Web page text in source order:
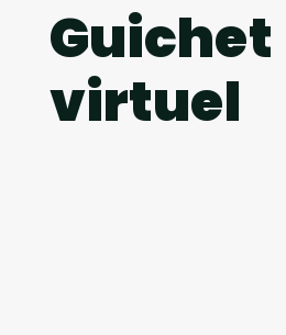
Guichet
virtuel